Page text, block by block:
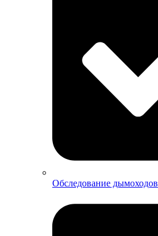
Обследование дымоходов